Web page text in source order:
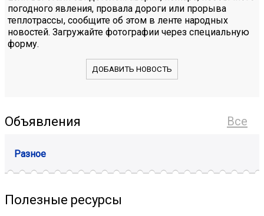
погодного явления, провала дороги или прорыва
теплотрассы, сообщите об этом в ленте народных
новостей. Загружайте фотографии через специальную
форму.
ДОБАВИТЬ НОВОСТЬ
Все
Объявления
Разное
Полезные ресурсы